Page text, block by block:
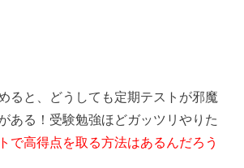
ると、どうしても定期テストが邪魔
ある！受験勉強ほどガッツリやりた
で高得点を取る方法はあるんだろう